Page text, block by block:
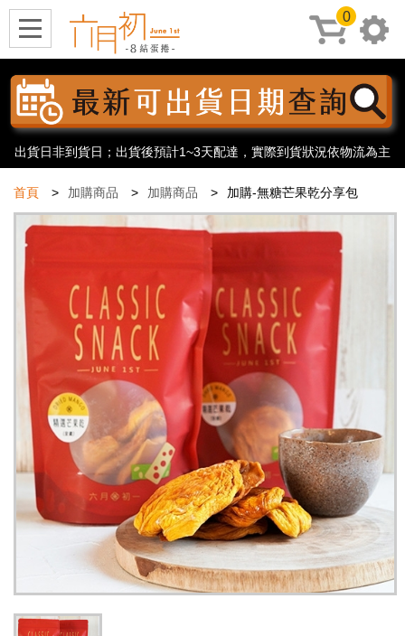
出貨日非到貨日；出貨後預計1~3天配達，實際到貨狀況依物流為主
首頁 加購商品 加購商品 加購-無糖芒果乾分享包
0